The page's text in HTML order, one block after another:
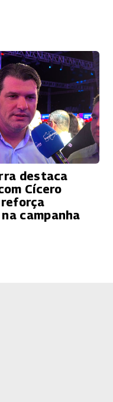
destaca
Cícero
reforça
campanha